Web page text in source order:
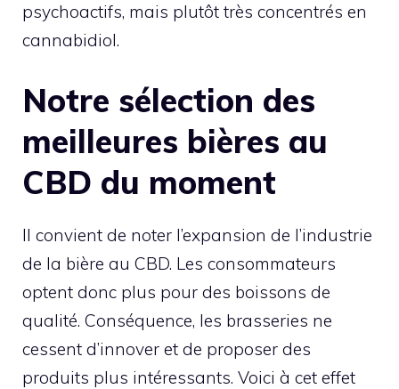
psychoactifs, mais plutôt très concentrés en
cannabidiol.
Notre sélection des
meilleures bières au
CBD du moment
Il convient de noter l’expansion de l’industrie
de la bière au CBD. Les consommateurs
optent donc plus pour des boissons de
qualité. Conséquence, les brasseries ne
cessent d’innover et de proposer des
produits plus intéressants. Voici à cet effet